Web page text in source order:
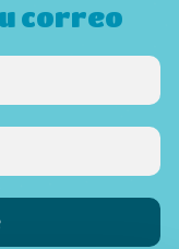
correo